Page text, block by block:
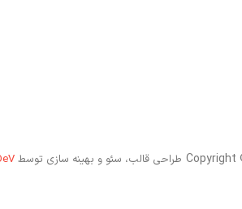
Copyright طراحی قالب، سئو و بهینه سازی توسط